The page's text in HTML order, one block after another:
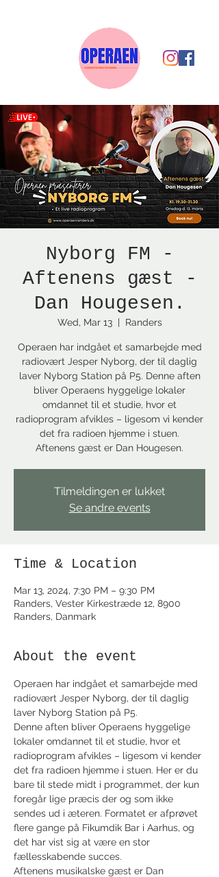
Nyborg FM -
Aftenens gæst -
Dan Hougesen.
Wed, Mar 13
  |
Randers
Operaen har indgået et samarbejde med
radiovært Jesper Nyborg, der til daglig
laver Nyborg Station på P5. Denne aften
bliver Operaens hyggelige lokaler
omdannet til et studie, hvor et
radioprogram afvikles – ligesom vi kender
det fra radioen hjemme i stuen.
Aftenens gæst er Dan Hougesen.
Tilmeldingen er lukket
Se andre events
Time & Location
Mar 13, 2024, 7:30 PM – 9:30 PM
Randers, Vester Kirkestræde 12, 8900
Randers, Danmark
About the event
Operaen har indgået et samarbejde med
radiovært Jesper Nyborg, der til daglig
laver Nyborg Station på P5.
Denne aften bliver Operaens hyggelige
lokaler omdannet til et studie, hvor et
radioprogram afvikles – ligesom vi kender
det fra radioen hjemme i stuen. Her er du
bare til stede midt i programmet, der kun
foregår lige præcis der og som ikke
sendes ud i æteren. Formatet er afprøvet
flere gange på Fikumdik Bar i Aarhus, og
det har vist sig at være en stor
fællesskabende succes.
Aftenens musikalske gæst er Dan